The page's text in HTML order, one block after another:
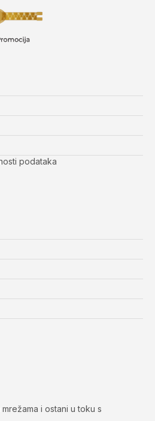
podataka
i ostani u toku s